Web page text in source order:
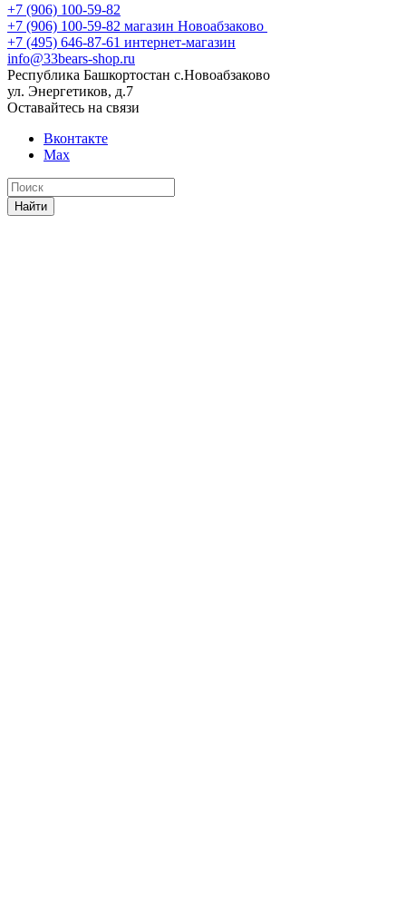
+7 (906) 100-59-82
+7 (906) 100-59-82 магазин Новоабзаково
+7 (495) 646-87-61 интернет-магазин
info@33bears-shop.ru
Республика Башкортостан с.Новоабзаково
ул. Энергетиков, д.7
Оставайтесь на связи
Вконтакте
Max
Найти